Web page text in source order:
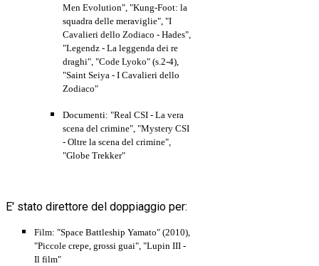
Men Evolution", "Kung-Foot: la
squadra delle meraviglie", "I
Cavalieri dello Zodiaco - Hades",
"Legendz - La leggenda dei re
draghi", "Code Lyoko" (s.2-4),
"Saint Seiya - I Cavalieri dello
Zodiaco"
Documenti: "Real CSI - La vera
scena del crimine", "Mystery CSI
- Oltre la scena del crimine",
"Globe Trekker"
E' stato direttore del doppiaggio per:
Film: "Space Battleship Yamato" (2010),
"Piccole crepe, grossi guai", "Lupin III -
Il film"